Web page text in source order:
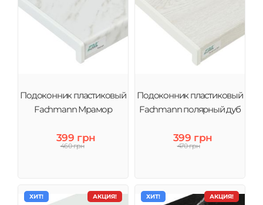
Подоконник пластиковый
Fachmann Мрамор
399 грн
460 грн
Подоконник пластиковый
Fachmann полярный дуб
399 грн
470 грн
АКЦИЯ!
ХИТ! АКЦИЯ!
ХИТ!